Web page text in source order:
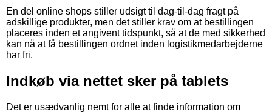
En del online shops stiller udsigt til dag-til-dag fragt på
adskillige produkter, men det stiller krav om at bestillingen
placeres inden et angivent tidspunkt, så at de med sikkerhed
kan nå at få bestillingen ordnet inden logistikmedarbejderne
har fri.
Indkøb via nettet sker på tablets
Det er usædvanlig nemt for alle at finde information om